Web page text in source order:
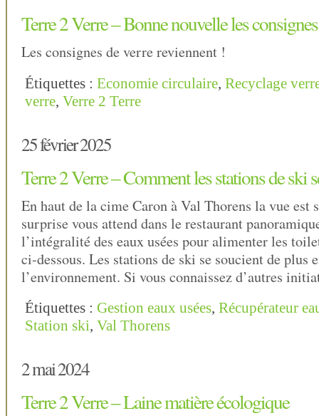
Terre 2 Verre – Bonne nouvelle les
Les consignes de verre reviennent !
Étiquettes : Economie circulaire, Recyclage
verre, Verre 2 Terre
25 février 2025
Terre 2 Verre – Comment les stations de ski
En haut de la cime Caron à Val Thorens la vue est
surprise vous attend dans le restaurant
l’intégralité des eaux usées pour alimenter les
ci-dessous. Les stations de ski se soucient de plus
l’environnement. Si vous connaissez d’autres
Étiquettes : Gestion eaux usées, Récupérateur
Station ski, Val Thorens
2 mai 2024
Terre 2 Verre – Laine matière écologique